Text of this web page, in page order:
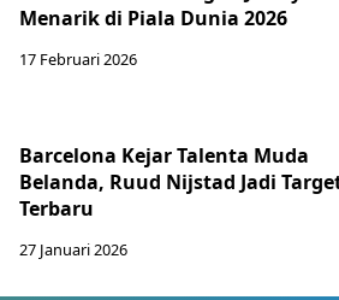
Menarik di Piala Dunia 2026
17 Februari 2026
Barcelona Kejar Talenta Muda
Belanda, Ruud Nijstad Jadi
Terbaru
27 Januari 2026